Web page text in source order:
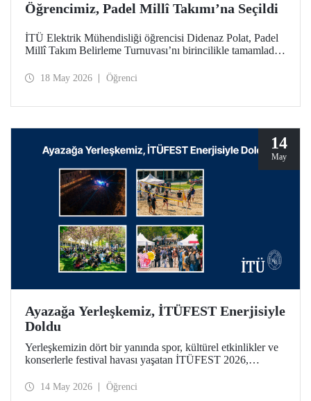
Öğrencimiz, Padel Millî Takımı’na Seçildi
İTÜ Elektrik Mühendisliği öğrencisi Didenaz Polat, Padel
Millî Takım Belirleme Turnuvası’nı birincilikle tamamladığı
18 May 2026 Öğrenci
14
May
Ayazağa Yerleşkemiz, İTÜFEST Enerjisiyle
Doldu
Yerleşkemizin dört bir yanında spor, kültürel etkinlikler ve
konserlerle festival havası yaşatan İTÜFEST 2026,
14 May 2026 Öğrenci